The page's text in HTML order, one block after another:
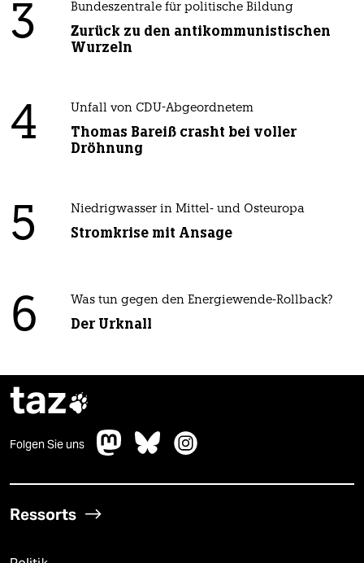
3 Bundeszentrale für politische Bildung
Zurück zu den antikommunistischen
Wurzeln
4 Unfall von CDU-Abgeordnetem
Thomas Bareiß crasht bei voller
Dröhnung
5 Niedrigwasser in Mittel- und Osteuropa
Stromkrise mit Ansage
6 Was tun gegen den Energiewende-Rollback?
Der Urknall
taz
Folgen Sie uns
Ressorts